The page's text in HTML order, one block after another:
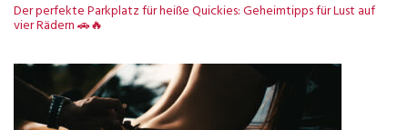
Der perfekte Parkplatz für heiße Quickies: Geheimtipps für Lust auf
vier Rädern 🚗🔥